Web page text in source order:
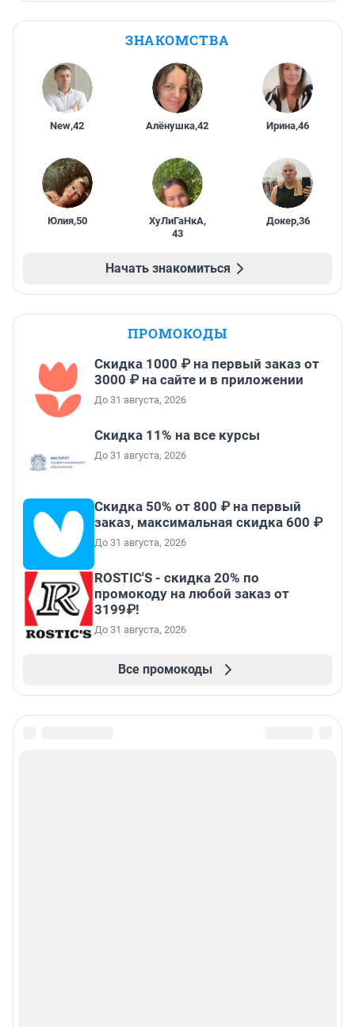
ЗНАКОМСТВА
New,42 Алёнушка,42 Ирина,46
Юлия,50 ХуЛиГаНкА,
43
Докер,36
Начать знакомиться
ПРОМОКОДЫ
Скидка 1000 ₽ на первый заказ от
3000 ₽ на сайте и в приложении
До 31 августа, 2026
Скидка 11% на все курсы
До 31 августа, 2026
Скидка 50% от 800 ₽ на первый
заказ, максимальная скидка 600 ₽
До 31 августа, 2026
ROSTIC'S - скидка 20% по
промокоду на любой заказ от
3199₽!
До 31 августа, 2026
Все промокоды